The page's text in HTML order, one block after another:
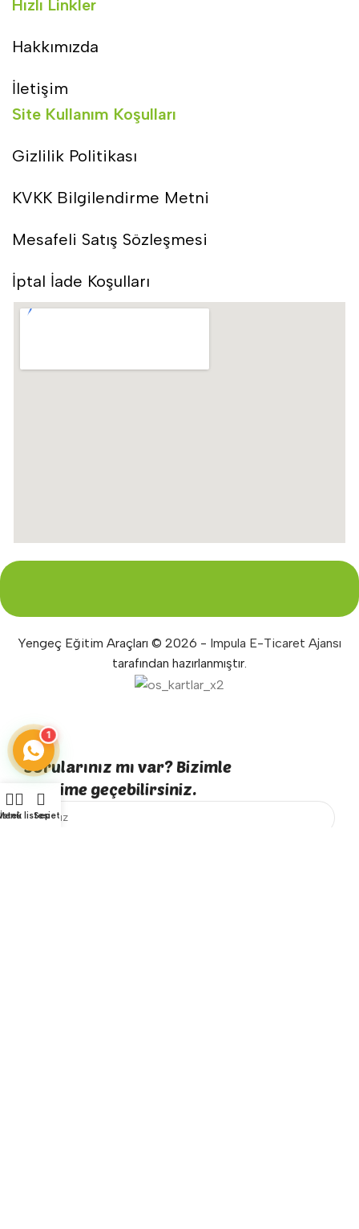
Hızlı Linkler
Hakkımızda
İletişim
Site Kullanım Koşulları
Gizlilik Politikası
KVKK Bilgilendirme Metni
Mesafeli Satış Sözleşmesi
İptal İade Koşulları
Yengeç Eğitim Araçları © 2026 - Impula E-Ticaret Ajansı
tarafından hazırlanmıştır.
Sorularınız mı var? Bizimle
iletişime geçebilirsiniz.
İstek listesi
Sepet
1